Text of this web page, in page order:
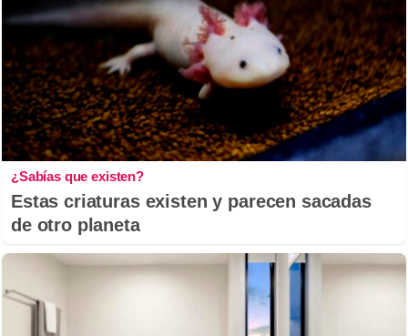
¿Sabías que existen?
Estas criaturas existen y parecen sacadas
de otro planeta